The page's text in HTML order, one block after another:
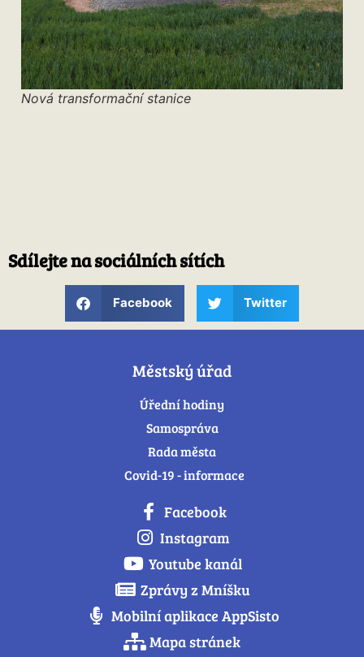
Nová transformační stanice
Sdílejte na sociálních sítích
Facebook Twitter
Městský úřad
Úřední hodiny
Samospráva
Rada města
Covid-19 - informace
Facebook
Instagram
Youtube kanál
Zprávy z Mníšku
Mobilní aplikace AppSisto
Mapa stránek